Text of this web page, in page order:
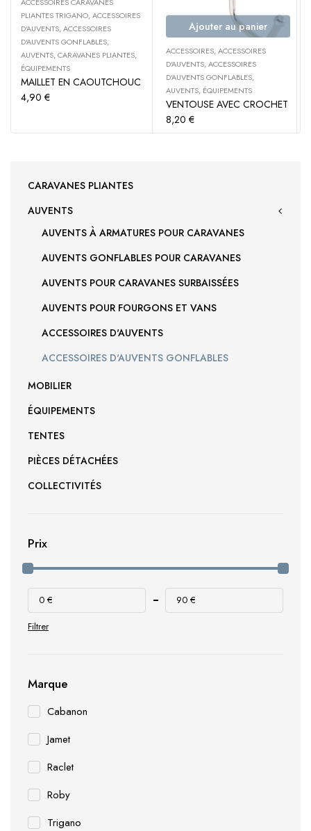
ACCESSOIRES CARAVANES
PLIANTES TRIGANO,ACCESSOIRES
D'AUVENTS,ACCESSOIRES
D'AUVENTS GONFLABLES,
AUVENTS,CARAVANES PLIANTES,
ÉQUIPEMENTS
MAILLET EN CAOUTCHOUC
4,90 €
Ajouter au panier
ACCESSOIRES,ACCESSOIRES
D'AUVENTS,ACCESSOIRES
D'AUVENTS GONFLABLES,
AUVENTS, ÉQUIPEMENTS
VENTOUSE AVEC CROCHET
8,20 €
CARAVANES PLIANTES
AUVENTS
AUVENTS À ARMATURES POUR CARAVANES
AUVENTS GONFLABLES POUR CARAVANES
AUVENTS POUR CARAVANES SURBAISSÉES
AUVENTS POUR FOURGONS ET VANS
ACCESSOIRES D'AUVENTS
ACCESSOIRES D'AUVENTS GONFLABLES
MOBILIER
ÉQUIPEMENTS
TENTES
PIÈCES DÉTACHÉES
COLLECTIVITÉS
Prix
Filtrer
0 € 90 €
Marque
Cabanon
Jamet
Raclet
Roby
Trigano